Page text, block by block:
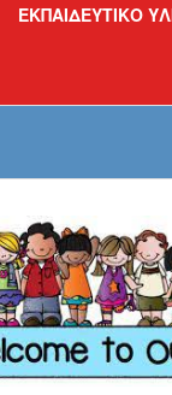
ΕΚΠΑΙΔΕΥΤΙΚΌ